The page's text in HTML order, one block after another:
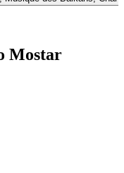
Mostar